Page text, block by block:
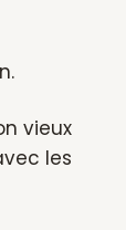
vieux
les